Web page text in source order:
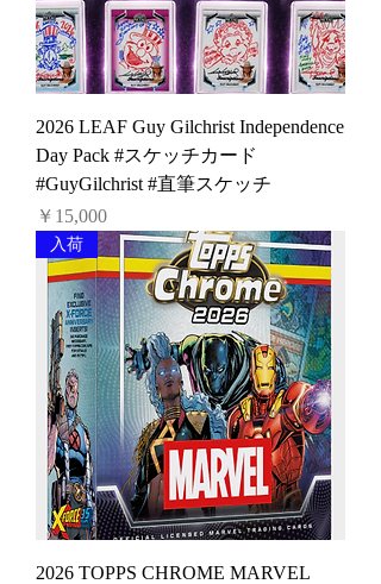
2026 LEAF Guy Gilchrist Independence
Day Pack #スケッチカード
#GuyGilchrist #直筆スケッチ
価格
￥15,000
入荷
2026 TOPPS CHROME MARVEL